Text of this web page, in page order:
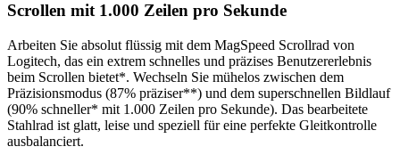
Scrollen mit 1.000 Zeilen pro Sekunde
Arbeiten Sie absolut flüssig mit dem MagSpeed Scrollrad von
Logitech, das ein extrem schnelles und präzises Benutzererlebnis
beim Scrollen bietet*. Wechseln Sie mühelos zwischen dem
Präzisionsmodus (87% präziser**) und dem superschnellen Bildlauf
(90% schneller* mit 1.000 Zeilen pro Sekunde). Das bearbeitete
Stahlrad ist glatt, leise und speziell für eine perfekte Gleitkontrolle
ausbalanciert.